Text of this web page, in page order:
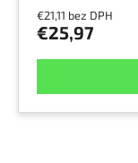
€21,11 bez DPH
€25,97